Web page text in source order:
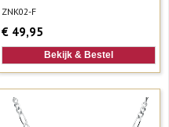
ZNK02-F
€ 49,95
Bekijk & Bestel